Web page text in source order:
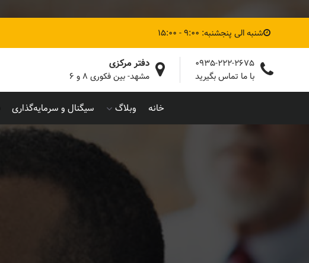
شنبه الی پنجشنبه: 9:00 - 15:00
0935-222-2675
با ما تماس بگیرید
دفتر مرکزی
مشهد- بین فکوری ۸ و ۶
خانه وبلاگ سیگنال و سرمایه‌گذاری